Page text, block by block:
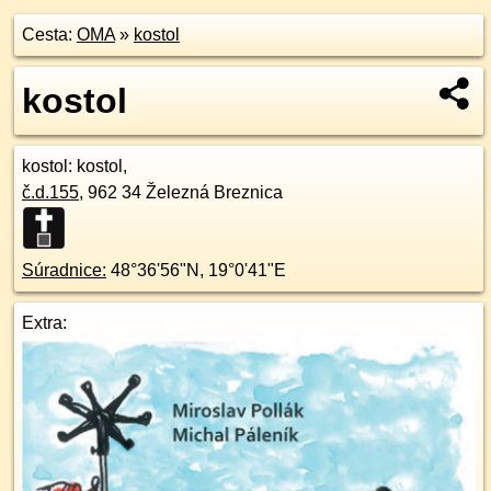
Cesta: OMA» kostol
kostol
kostol : kostol,
č.d.155, 962 34 Železná Breznica
Súradnice: 48°36'56"N , 19°0'41"E
Extra: